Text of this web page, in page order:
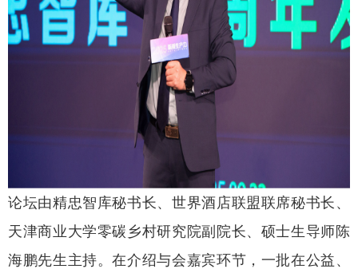
论坛由精忠智库秘书长、世界酒店联盟联席秘书长、
天津商业大学零碳乡村研究院副院长、硕士生导师陈
海鹏先生主持。在介绍与会嘉宾环节，一批在公益、